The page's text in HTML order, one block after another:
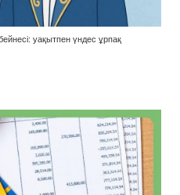
уақытпен үндес ұрпақ